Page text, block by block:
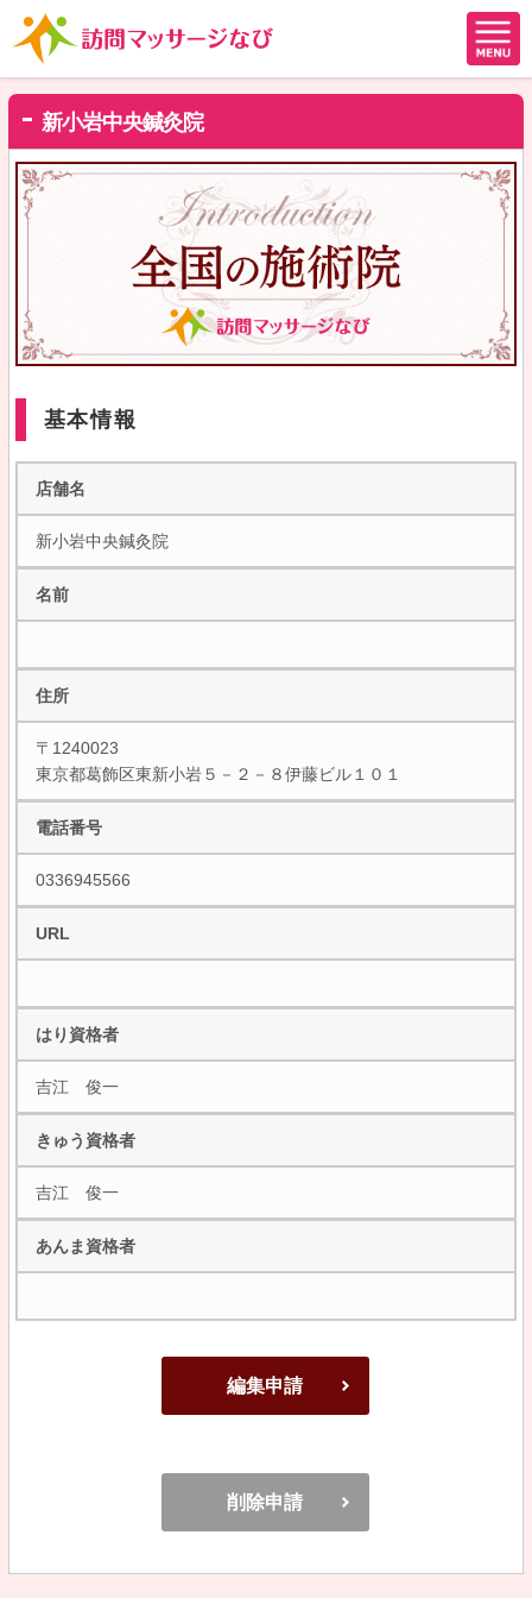
新小岩中央鍼灸院
基本情報
店舗名
新小岩中央鍼灸院
名前
住所
〒1240023
東京都葛飾区東新小岩５－２－８伊藤ビル１０１
電話番号
0336945566
URL
はり資格者
吉江 俊一
きゅう資格者
吉江 俊一
あんま資格者
編集申請
削除申請